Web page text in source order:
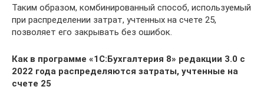
Таким образом, комбинированный способ, используемый
при распределении затрат, учтенных на счете 25,
позволяет его закрывать без ошибок.
Как в программе «1С:Бухгалтерия 8» редакции 3.0 с
2022 года распределяются затраты, учтенные на
счете 25